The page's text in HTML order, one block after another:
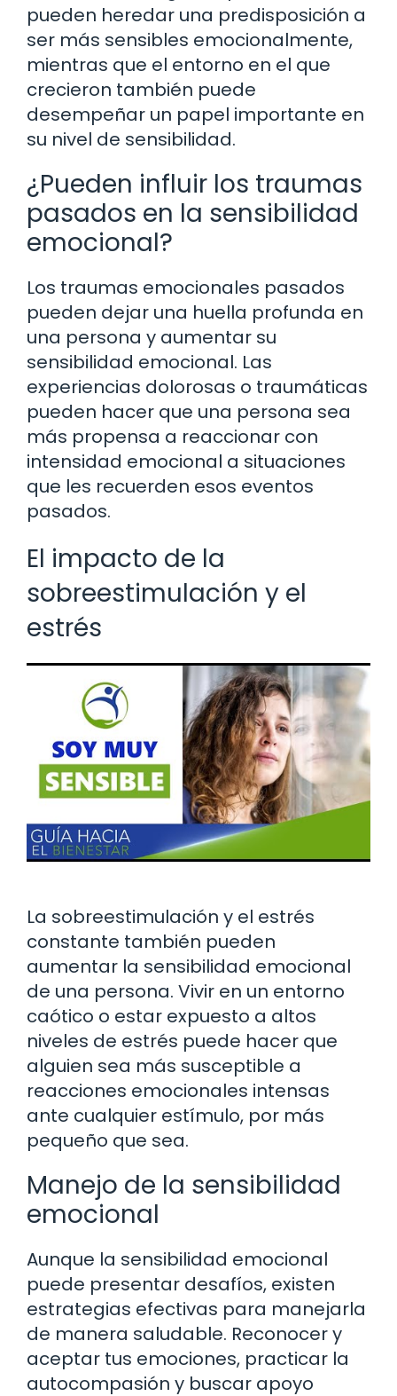
pueden heredar una predisposición a
ser más sensibles emocionalmente,
mientras que el entorno en el que
crecieron también puede
desempeñar un papel importante en
su nivel de sensibilidad.
¿Pueden influir los traumas
pasados en la sensibilidad
emocional?
Los traumas emocionales pasados
pueden dejar una huella profunda en
una persona y aumentar su
sensibilidad emocional. Las
experiencias dolorosas o traumáticas
pueden hacer que una persona sea
más propensa a reaccionar con
intensidad emocional a situaciones
que les recuerden esos eventos
pasados.
El impacto de la
sobreestimulación y el
estrés
La sobreestimulación y el estrés
constante también pueden
aumentar la sensibilidad emocional
de una persona. Vivir en un entorno
caótico o estar expuesto a altos
niveles de estrés puede hacer que
alguien sea más susceptible a
reacciones emocionales intensas
ante cualquier estímulo, por más
pequeño que sea.
Manejo de la sensibilidad
emocional
Aunque la sensibilidad emocional
puede presentar desafíos, existen
estrategias efectivas para manejarla
de manera saludable. Reconocer y
aceptar tus emociones, practicar la
autocompasión y buscar apoyo